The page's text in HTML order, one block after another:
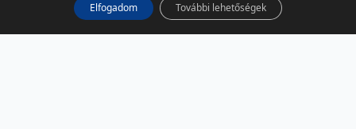
Elfogadom További lehetőségek